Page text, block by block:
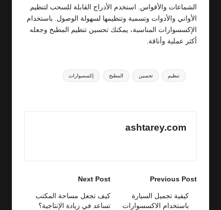
الشماعات والأقواس. استخدم الأدراج القابلة للسحب لتنظيم
الأواني والأدوات وتسمية وتنظيمها لسهولة الوصول. باستخدام
الإكسسوارات المناسبة، يمكنك تحسين تنظيم المطبخ وجعله
أكثر عملية وأناقة.
Tags:
إكسسوارات المطبخ تحسين تنظيم
ashtarey.com
Post
navigation
Previous Post
كيفية تجميل السيارة
باستخدام الاكسسوارات
Next Post
كيف تجعل مساحة المكتب
تساعد في زيادة الإنتاجية؟